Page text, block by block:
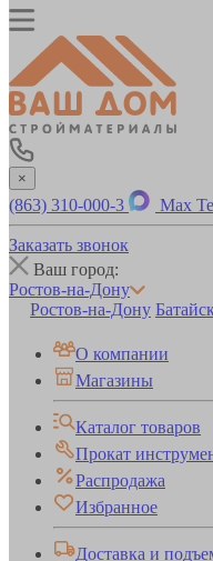
×
(863) 310-000-3 Max
Заказать звонок
Ваш город:
Ростов-на-Дону
Ростов-на-Дону Батайск
О компании
Магазины
Каталог товаров
Прокат
Распродажа
Избранное
Доставка и